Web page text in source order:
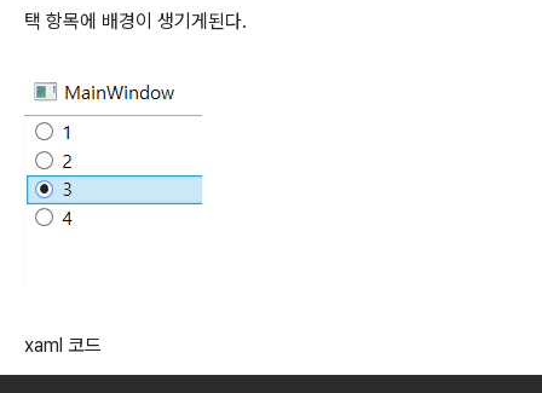
택 항목에 배경이 생기게된다.
xaml 코드